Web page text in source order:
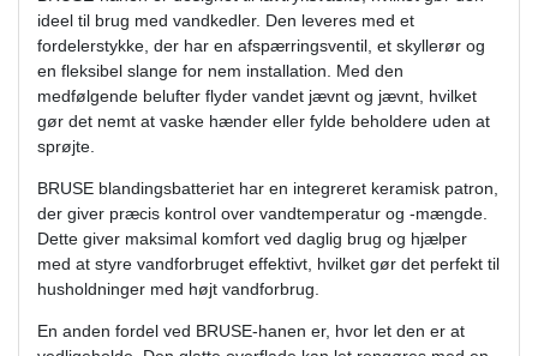
ideel til brug med vandkedler. Den leveres med et
fordelerstykke, der har en afspærringsventil, et skyllerør og
en fleksibel slange for nem installation. Med den
medfølgende belufter flyder vandet jævnt og jævnt, hvilket
gør det nemt at vaske hænder eller fylde beholdere uden at
sprøjte.
BRUSE blandingsbatteriet har en integreret keramisk patron,
der giver præcis kontrol over vandtemperatur og -mængde.
Dette giver maksimal komfort ved daglig brug og hjælper
med at styre vandforbruget effektivt, hvilket gør det perfekt til
husholdninger med højt vandforbrug.
En anden fordel ved BRUSE-hanen er, hvor let den er at